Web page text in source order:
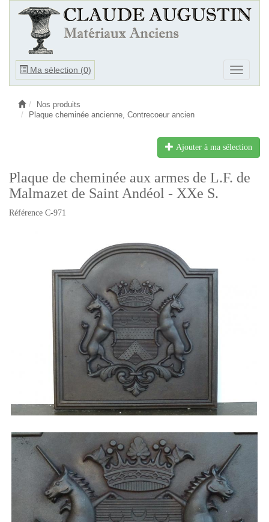
Ma sélection (0)
Ouvrir
Ouvrir
le
Nos produits
Plaque cheminée ancienne, Contrecoeur ancien
Ajouter à ma sélection
Plaque de cheminée aux armes de L.F. de
Malmazet de Saint Andéol - XXe S.
Référence C-971